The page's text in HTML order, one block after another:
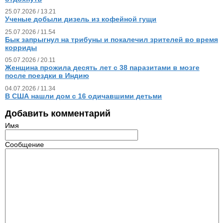
25.07.2026 / 13.21
Ученые добыли дизель из кофейной гущи
25.07.2026 / 11.54
Бык запрыгнул на трибуны и покалечил зрителей во время
корриды
05.07.2026 / 20.11
Женщина прожила десять лет с 38 паразитами в мозге
после поездки в Индию
04.07.2026 / 11.34
В США нашли дом с 16 одичавшими детьми
Добавить комментарий
Имя
Сообщение